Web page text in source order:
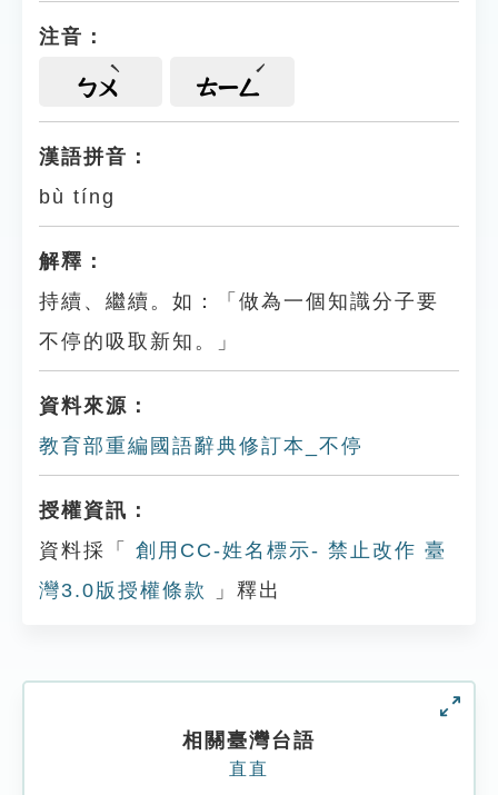
注音：
ㄅㄨ ㄊㄧㄥ
漢語拼音：
bù tíng
解釋：
持續、繼續。如：「做為一個知識分子要
不停的吸取新知。」
資料來源：
教育部重編國語辭典修訂本_不停
授權資訊：
資料採「
創用CC-姓名標示- 禁止改作 臺
灣3.0版授權條款
」釋出
相關臺灣台語
直直